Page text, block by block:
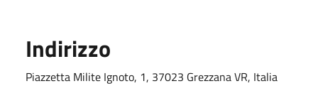
Indirizzo
Piazzetta Milite Ignoto, 1, 37023 Grezzana VR, Italia